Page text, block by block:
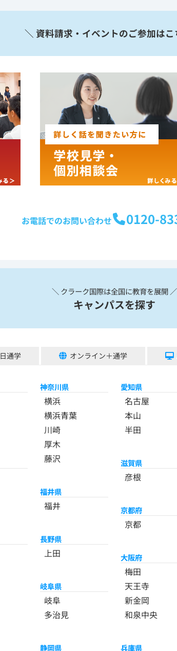
＼ 資料請求・イベントのご参加はこ
お電話でのお問い合わせ 0120-
＼ クラーク国際は全国に教育を展開 ／
キャンパスを探す
通学 オンライン＋通学
神奈川県
横浜
横浜青葉
川崎
厚木
藤沢
福井県
福井
長野県
上田
岐阜県
岐阜
多治見
静岡県
愛知県
名古屋
本山
半田
滋賀県
彦根
京都府
京都
大阪府
梅田
天王寺
新金岡
和泉中央
兵庫県